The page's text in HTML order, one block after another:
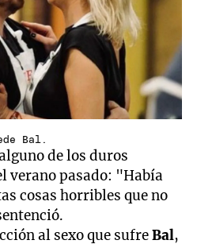
Bal.
de los duros
verano pasado: "Había
cosas horribles que no
al sexo que sufreBal,